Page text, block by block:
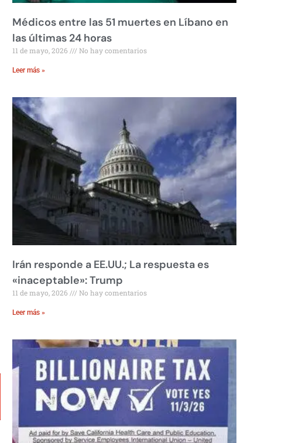
Médicos entre las 51 muertes en Líbano en
las últimas 24 horas
11 de mayo, 2026 No hay comentarios
Leer más »
Irán responde a EE.UU.; La respuesta es
«inaceptable»: Trump
11 de mayo, 2026 No hay comentarios
Leer más »